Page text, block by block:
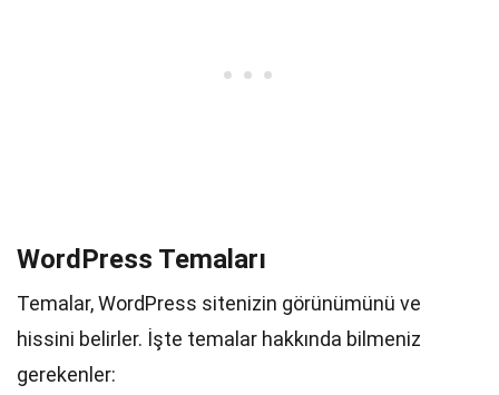
WordPress Temaları
Temalar, WordPress sitenizin görünümünü ve
hissini belirler. İşte temalar hakkında bilmeniz
gerekenler: